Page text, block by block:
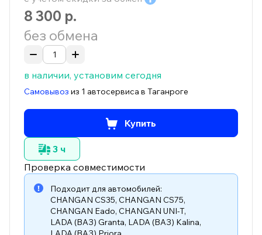
8 300 р.
без обмена
в наличии, установим сегодня
Самовывоз из 1 автосервиса в Таганроге
Купить
3 ч
Проверка совместимости
Подходит для автомобилей:
CHANGAN CS35, CHANGAN CS75,
CHANGAN Eado, CHANGAN UNI-T,
LADA (ВАЗ) Granta, LADA (ВАЗ) Kalina,